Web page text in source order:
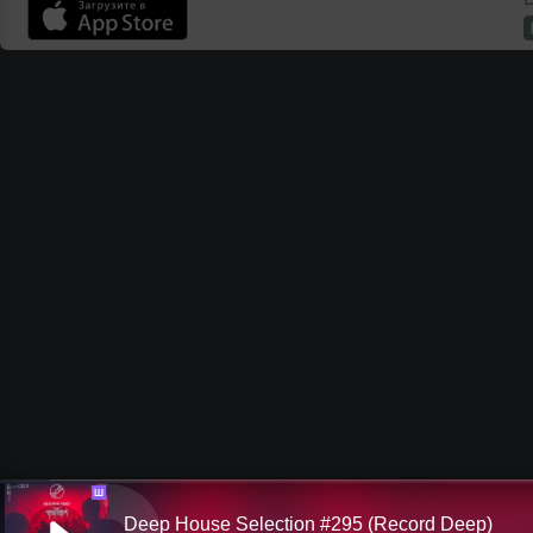
Ш
Deep House Selection #295 (Record Deep)